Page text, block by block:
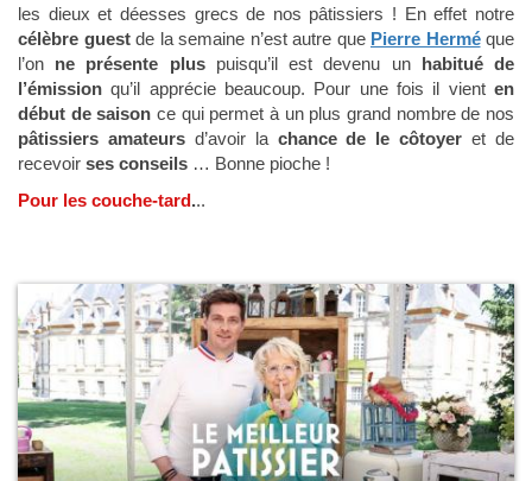
les dieux et déesses grecs de nos pâtissiers ! En effet notre
célèbre guestde la semaine n’est autre que Pierre Herméque
l’on ne présente pluspuisqu’il est devenu un habitué de
l’émission qu’il apprécie beaucoup. Pour une fois il vient en
début de saison ce qui permet à un plus grand nombre de nos
pâtissiers amateursd’avoir la chance de le côtoyer et de
recevoir ses conseils … Bonne pioche !
Pour les couche-tard...